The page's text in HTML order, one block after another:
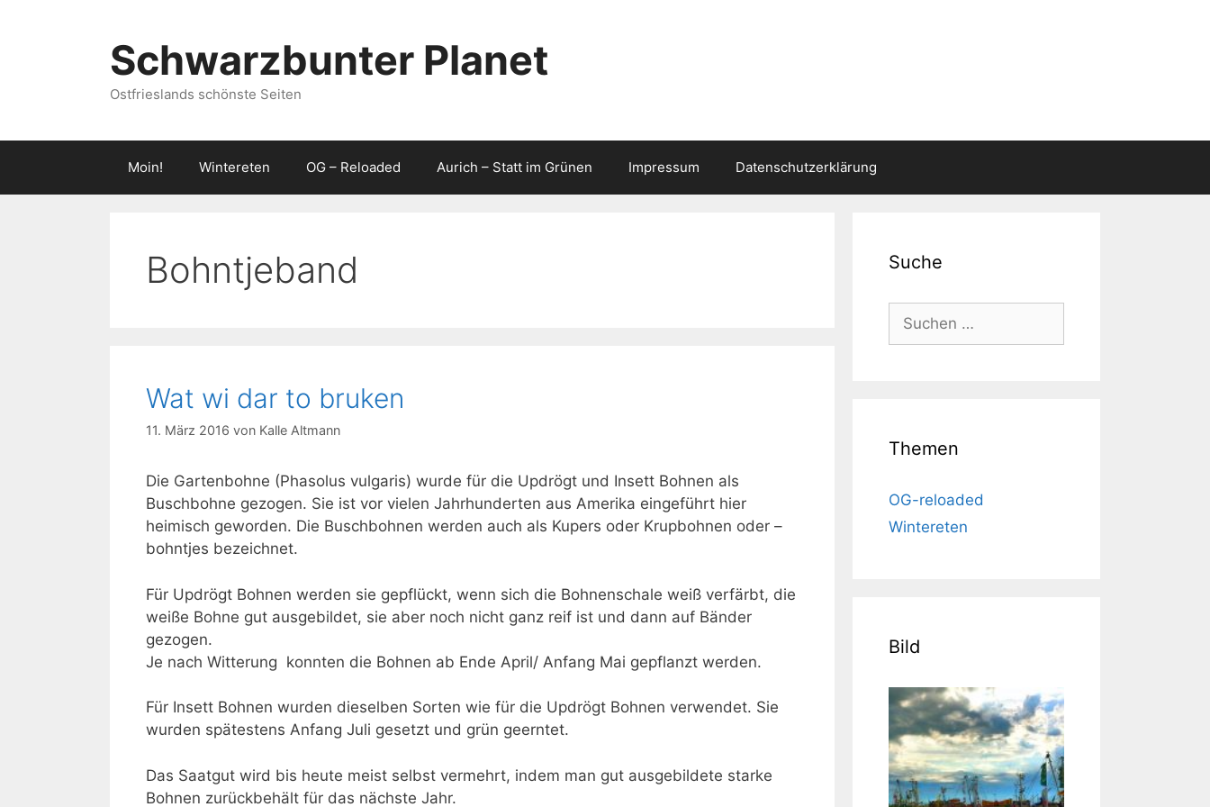
Schwarzbunter Planet
Ostfrieslands schönste Seiten
Moin! Wintereten OG – Reloaded Aurich – Statt im Grünen Impressum Datenschutzerklärung
Bohntjeband
Wat wi dar to bruken
11. März 2016 von Kalle Altmann
Die Gartenbohne (Phasolus vulgaris) wurde für die Updrögt und Insett Bohnen als
Buschbohne gezogen. Sie ist vor vielen Jahrhunderten aus Amerika eingeführt hier
heimisch geworden. Die Buschbohnen werden auch als Kupers oder Krupbohnen oder –
bohntjes bezeichnet.
Für Updrögt Bohnen werden sie gepflückt, wenn sich die Bohnenschale weiß verfärbt, die
weiße Bohne gut ausgebildet, sie aber noch nicht ganz reif ist und dann auf Bänder
gezogen.
Je nach Witterung konnten die Bohnen ab Ende April/ Anfang Mai gepflanzt werden.
Für Insett Bohnen wurden dieselben Sorten wie für die Updrögt Bohnen verwendet. Sie
wurden spätestens Anfang Juli gesetzt und grün geerntet.
Das Saatgut wird bis heute meist selbst vermehrt, indem man gut ausgebildete starke
Bohnen zurückbehält für das nächste Jahr.
Suche
Suche
nach:
Themen
OG-reloaded
Wintereten
Bild